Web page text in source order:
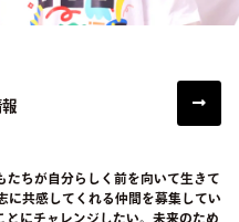
たちが自分らしく前を向いて生きて
に共感してくれる仲間を募集してい